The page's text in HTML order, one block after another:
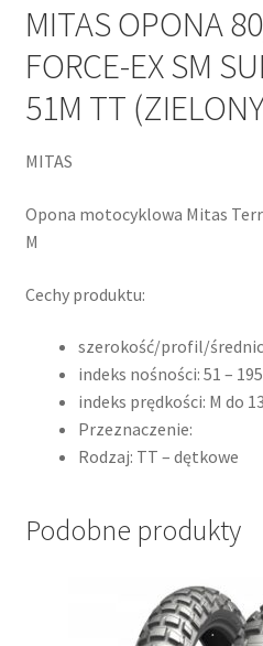
MITAS OPONA
FORCE-EX SM
51M TT
MITAS
Opona motocyklowa Mitas
M
Cechy produktu:
szerokość/profil/
indeks nośności: 51 –
indeks prędkości: M do
Przeznaczenie:
Rodzaj: TT – dętkowe
Podobne produkty